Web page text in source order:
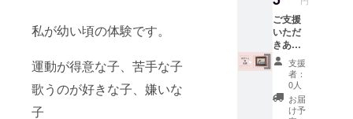
私が幼い頃の体験です。
運動が得意な子、苦手な子
歌うのが好きな子、嫌いな
子
※イベン
トは500
名の来
場者を
予定し
ており
ます。
対
象は40
を予定
してお
りま
す。
対
象は40
代〜60
代の女
性です
うお願
いいた
しま
す。 制
作～お
届けま
での期
間：
2024年
違いの
ないよ
うお願
いいた
しま
す。 ----
-----------
--------
・※支援
様まで
ご参加
可 日
時：支
援者様
と日程
調整し
ます
所要時
ご支援
いただ
きあり
がとう
ござい
ます。
《リ
ターン
支援
者：
0人
お届
け予